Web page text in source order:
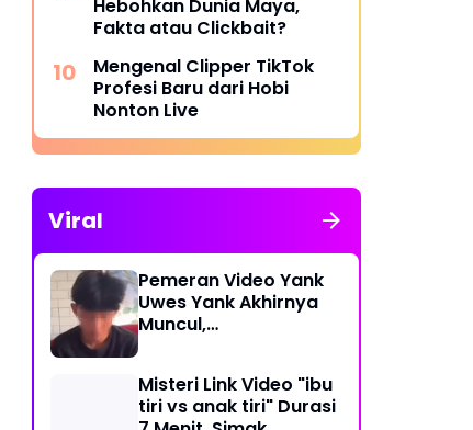
Hebohkan Dunia Maya,
Fakta atau Clickbait?
Mengenal Clipper TikTok
Profesi Baru dari Hobi
Nonton Live
Viral
Pemeran Video Yank
Uwes Yank Akhirnya
Muncul,
Misteri Link Video "ibu
tiri vs anak tiri" Durasi